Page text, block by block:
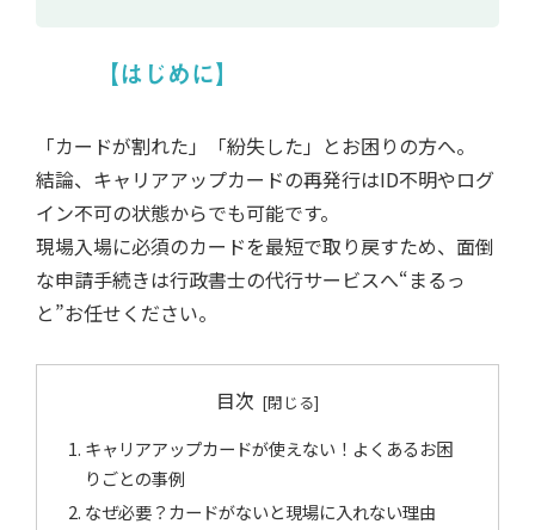
【はじめに】
「カードが割れた」「紛失した」とお困りの方へ。
結論、キャリアアップカードの再発行はID不明やログ
イン不可の状態からでも可能です。
現場入場に必須のカードを最短で取り戻すため、面倒
な申請手続きは行政書士の代行サービスへ“まるっ
と”お任せください。
目次
キャリアアップカードが使えない！よくあるお困
りごとの事例
なぜ必要？カードがないと現場に入れない理由